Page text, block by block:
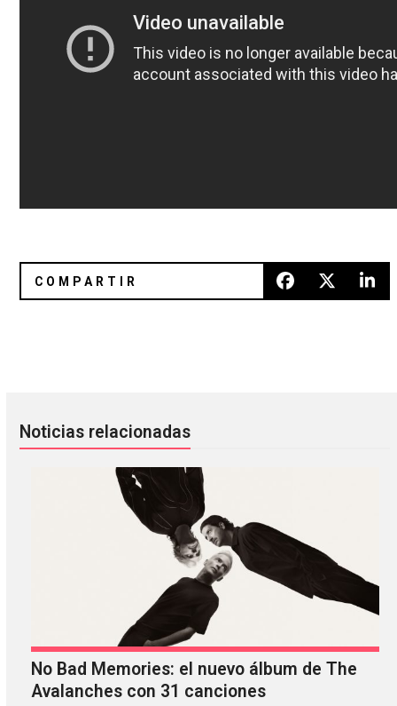
Noticias relacionadas
No Bad Memories: el nuevo álbum de The
Avalanches con 31 canciones